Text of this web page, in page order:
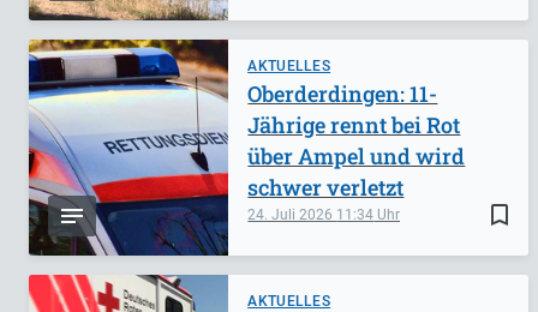
AKTUELLES
bookmark_border
24. Juli 2026 11:34
Oberderdingen: 11-
Jährige rennt bei Rot
über Ampel und wird
schwer verletzt
AKTUELLES